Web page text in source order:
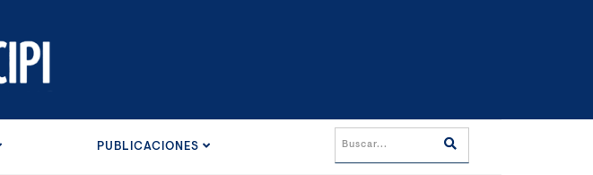
PUBLICACIONES